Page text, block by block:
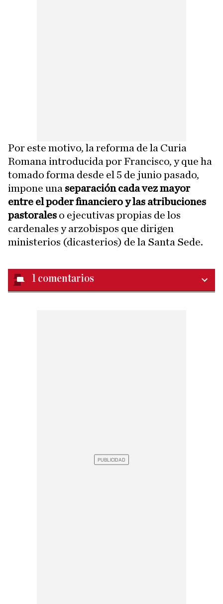
Por este motivo, la reforma de la Curia
Romana introducida por Francisco, y que ha
tomado forma desde el 5 de junio pasado,
impone una separación cada vez mayor
entre el poder financiero y las atribuciones
pastorales o ejecutivas propias de los
cardenales y arzobispos que dirigen
ministerios (dicasterios) de la Santa Sede.
1 comentarios